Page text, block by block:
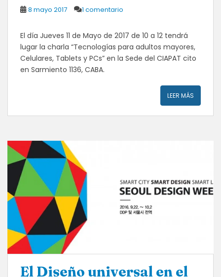
8 mayo 2017 1 comentario
El día Jueves 11 de Mayo de 2017 de 10 a 12 tendrá
lugar la charla “Tecnologías para adultos mayores,
Celulares, Tablets y PCs” en la Sede del CIAPAT cito
en Sarmiento 1136, CABA.
LEER MÁS
El Diseño universal en el